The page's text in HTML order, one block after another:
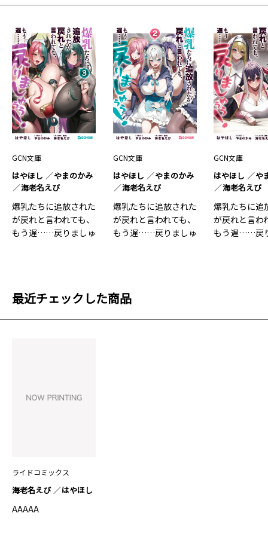
GCN文庫
はやほし
やまのかみ
海老名えび
爆乳たちに追放された
が戻れと言われても、
もう遅……戻りましゅ
GCN文庫
はやほし
やまのかみ
海老名えび
爆乳たちに追放された
が戻れと言われても、
もう遅……戻りましゅ
GCN文庫
はやほし
や
海老名えび
爆乳たちに追
が戻れと言わ
もう遅……戻
最近チェックした商品
ライドコミックス
海老名えび はやほし
AAAAA